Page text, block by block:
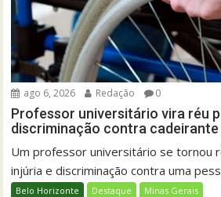
ago 6, 2026 Redação 0
Professor universitário vira réu
discriminação contra cadeirante
Um professor universitário se tornou
injúria e discriminação contra uma
Belo Horizonte Destaque Minas Gerais